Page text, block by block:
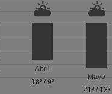
Abril
18º/ 9º
Mayo
21º/ 13º